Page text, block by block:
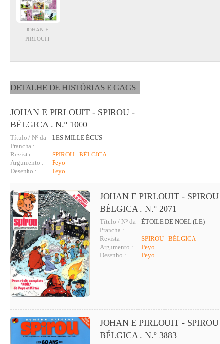
JOHAN E
PIRLOUIT
DETALHE DE HISTÓRIAS E GAGS
JOHAN E PIRLOUIT - SPIROU -
BÉLGICA . N.º 1000
Título / Nº da
Prancha :
LES MILLE ÉCUS
Revista
SPIROU - BÉLGICA
Argumento :
Peyo
Desenho :
Peyo
JOHAN E PIRLOUIT -
BÉLGICA . N.º 2071
Título / Nº da
Prancha :
ÉTOILE DE NOEL (LE)
Revista
SPIROU - BÉLGICA
Argumento :
Peyo
Desenho :
Peyo
JOHAN E PIRLOUIT -
BÉLGICA . N.º 3883